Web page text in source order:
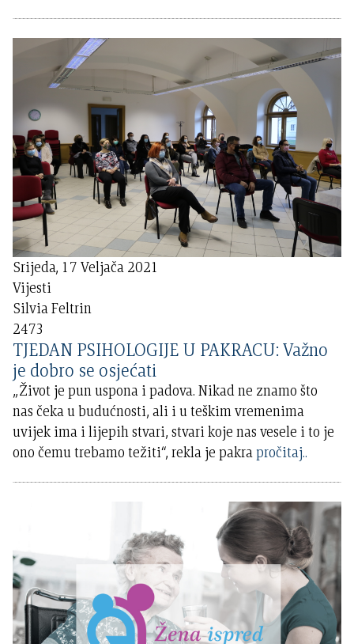
Srijeda, 17 Veljača 2021
Vijesti
Silvia Feltrin
2473
TJEDAN PSIHOLOGIJE U PAKRACU: Važno
je dobro se osjećati
„Život je pun uspona i padova. Nikad ne znamo što
nas čeka u budućnosti, ali i u teškim vremenima
uvijek ima i lijepih stvari, stvari koje nas vesele i to je
ono čemu trebamo težiti“, rekla je pakrapročitaj..